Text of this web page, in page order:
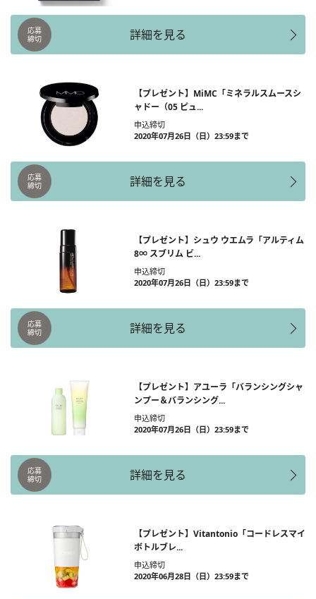
詳細を見る
応募
締切
【プレゼント】MiMC「ミネラルスムースシ
ャドー（05 ピュ...
申込締切
2020年07月26日（日）23:59まで
詳細を見る
応募
締切
【プレゼント】シュウ ウエムラ「アルティム
8∞ スブリム ビ...
申込締切
2020年07月26日（日）23:59まで
詳細を見る
応募
締切
【プレゼント】アユーラ「バランシングシャ
ンプー＆バランシング...
申込締切
2020年07月26日（日）23:59まで
詳細を見る
応募
締切
【プレゼント】Vitantonio「コードレスマイ
ボトルブレ...
申込締切
2020年06月28日（日）23:59まで